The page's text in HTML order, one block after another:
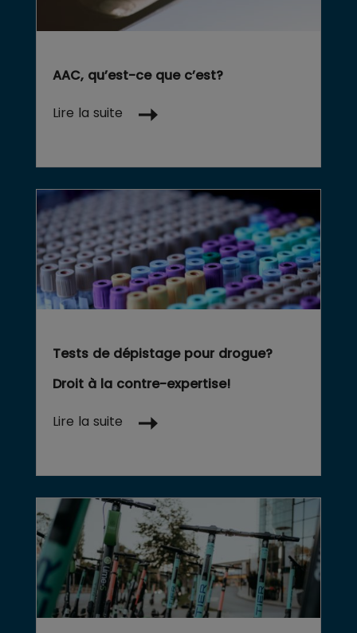
AAC, qu’est-ce que c’est?
Lire la suite
Tests de dépistage pour drogue?
Droit à la contre-expertise!
Lire la suite